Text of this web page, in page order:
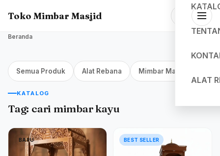
Toko Mimbar Masjid
ALAT
Beranda
Semua Produk Alat Rebana Mimbar Masjid Jakarta
KATALOG
Tag: cari mimbar kayu
BARU BEST SELLER